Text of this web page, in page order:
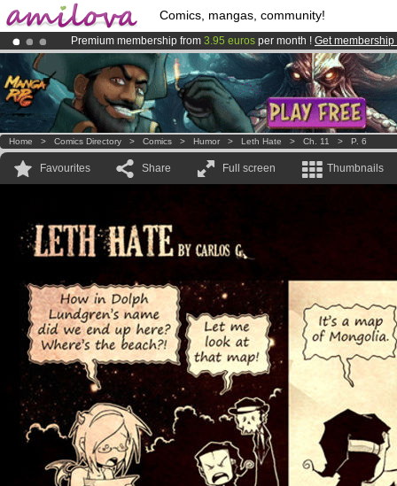
Comics, mangas, community!
Premium membership from 3.95 euros per month ! Get membership
Already 100000membersand 1000comics & mangas!.
AmilovaKickstarter is now LIVE!.
Home > Comics Directory > Comics > Humor > Leth Hate > Ch. 11 > P. 6
Favourites Share Full screen Thumbnails